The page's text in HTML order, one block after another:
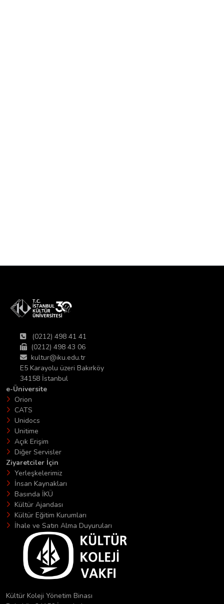
(0212) 498 41 41
(0212) 498 43 06
kultur@iku.edu.tr
E5 Karayolu üzeri Bakırköy
34158 İstanbul
e-Üniversite
Orion
CATS
Unidocs
Unitime
Açık Erişim
Diğer Servisler
Ziyaretciler İçin
Yerleşkelerimiz
İnsan Kaynakları
Basında İKÜ
Kültür Ajandası
Kültür Eğitim Kurumları
İhale ve Satın Alma Duyuruları
Kültür Koleji Yönetim Binası